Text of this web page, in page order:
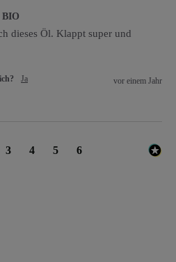
BIO
dieses Öl. Klappt super und
Ja vor einem Jahr
3 4 5 6